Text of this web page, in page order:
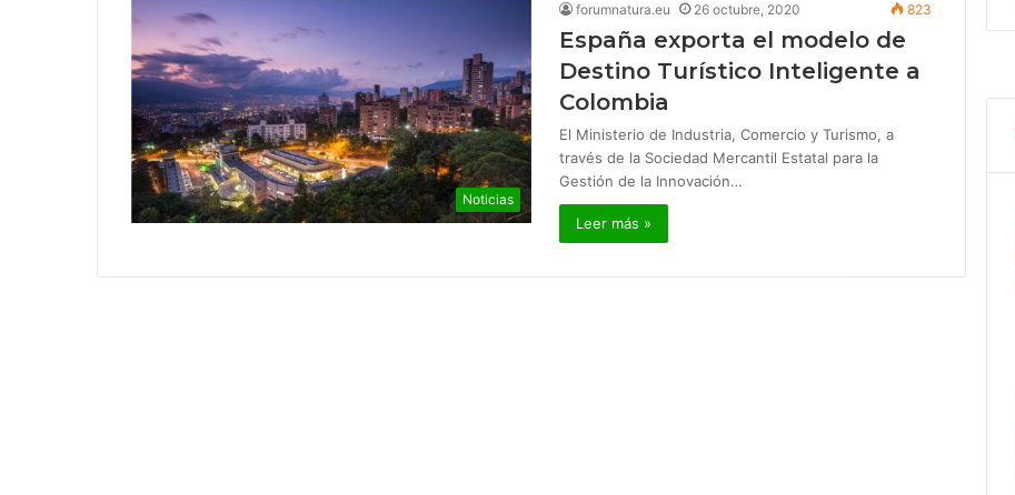
Noticias
forumnatura.eu 26 octubre, 2020 823
España exporta el modelo de
Destino Turístico Inteligente a
Colombia
El Ministerio de Industria, Comercio y Turismo, a
través de la Sociedad Mercantil Estatal para la
Gestión de la Innovación…
Leer más »